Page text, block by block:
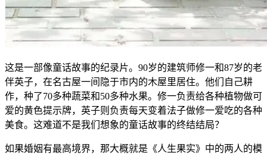
这是一部像童话故事的纪录片。90岁的建筑师修一和87岁的老
伴英子，在名古屋一间隐于市内的木屋里居住。他们自己耕
作，种了70多种蔬菜和50多种水果。修一负责给各种植物做可
爱的黄色提示牌，英子则负责每天变着法子做修一爱吃的各种
美食。这难道不是我们想象的童话故事的终结结局？
如果婚姻有最高境界，那大概就是《人生果实》中的两人的模